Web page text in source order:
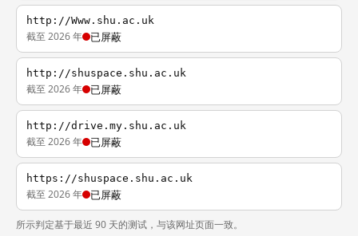
http://Www.shu.ac.uk
截至 2026 年 已屏蔽
http://shuspace.shu.ac.uk
截至 2026 年 已屏蔽
http://drive.my.shu.ac.uk
截至 2026 年 已屏蔽
https://shuspace.shu.ac.uk
截至 2026 年 已屏蔽
所示判定基于最近 90 天的测试，与该网址页面一致。